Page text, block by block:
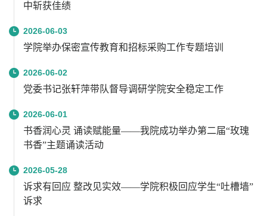
中斩获佳绩
2026-06-03
学院举办保密宣传教育和招标采购工作专题培训
2026-06-02
党委书记张轩萍带队督导调研学院安全稳定工作
2026-06-01
书香润心灵 诵读赋能量——我院成功举办第二届“玫瑰
书香”主题诵读活动
2026-05-28
诉求有回应 整改见实效——学院积极回应学生“吐槽墙”
诉求